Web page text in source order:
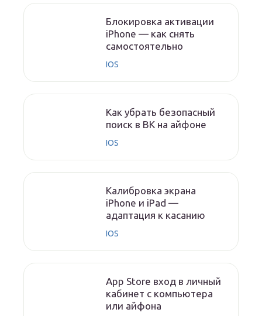
Блокировка активации
iPhone — как снять
самостоятельно
IOS
Как убрать безопасный
поиск в ВК на айфоне
IOS
Калибровка экрана
iPhone и iPad —
адаптация к касанию
IOS
App Store вход в личный
кабинет с компьютера
или айфона